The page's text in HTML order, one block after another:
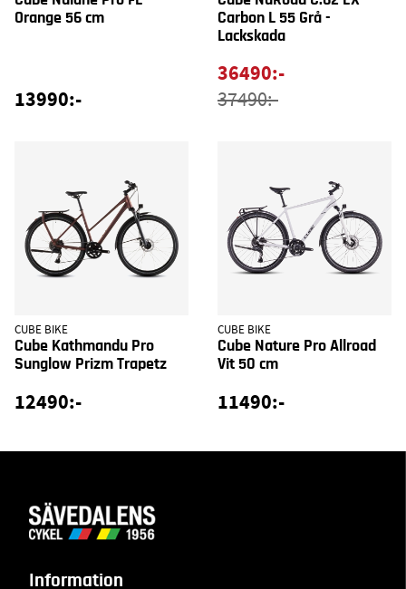
Orange 56 cm
13990:-
Carbon L 55 Grå -
Lackskada
36490:-
37490:-
CUBE BIKE
Cube Kathmandu Pro
Sunglow Prizm Trapetz
12490:-
CUBE BIKE
Cube Nature Pro Allroad
Vit 50 cm
11490:-
Information